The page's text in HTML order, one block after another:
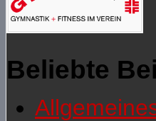
Beliebte